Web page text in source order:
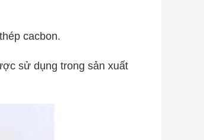
cacbon.
sử dụng trong sản xuất